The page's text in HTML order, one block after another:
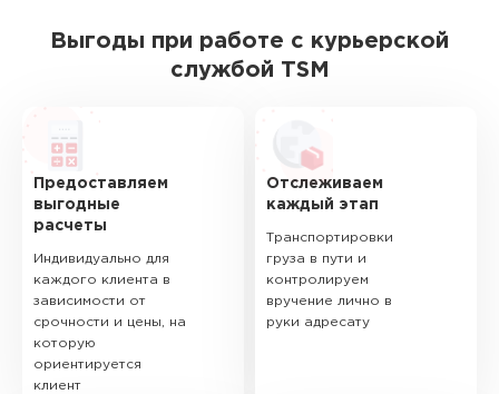
Выгоды при работе с курьерской
службой TSM
Предоставляем
выгодные
расчеты
Индивидуально для
каждого клиента в
зависимости от
срочности и цены, на
которую
ориентируется
клиент
Отслеживаем
каждый этап
Транспортировки
груза в пути и
контролируем
вручение лично в
руки адресату